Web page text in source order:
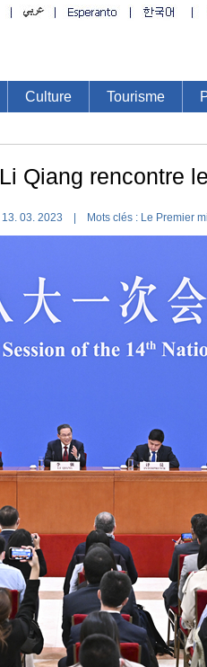
Culture Tourisme
Qiang rencontre
13. 03. 2023 | Mots clés : Le Premier